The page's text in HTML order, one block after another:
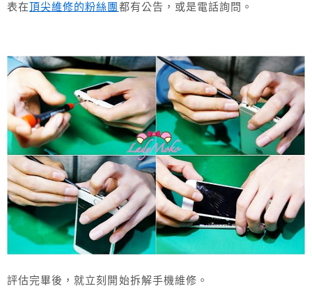
表在頂尖維修的粉絲團 都有公告，或是電話詢問。
評估完畢後，就立刻開始拆解手機維修。